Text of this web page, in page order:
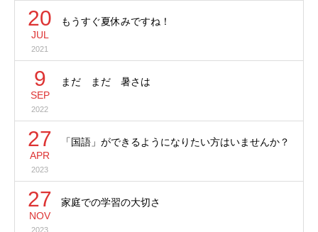
20
JUL
2021
もうすぐ夏休みですね！
9
SEP
2022
まだ まだ 暑さは
27
APR
2023
「国語」ができるようになりたい方はいませんか？
27
NOV
2023
家庭での学習の大切さ